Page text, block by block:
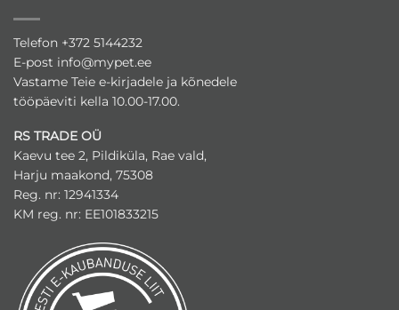
Telefon +372 5144232
E-post info@mypet.ee
Vastame Teie e-kirjadele ja kõnedele
tööpäeviti kella 10.00-17.00.
RS TRADE OÜ
Kaevu tee 2, Pildiküla, Rae vald,
Harju maakond, 75308
Reg. nr: 12941334
KM reg. nr: EE101833215